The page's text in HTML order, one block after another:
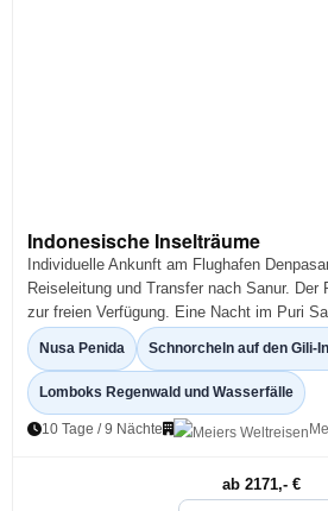
Indonesische Inselträume
Individuelle Ankunft am Flughafen
Reiseleitung und Transfer nach Sanur. Der
zur freien Verfügung. Eine Nacht im Puri
Nusa Penida Schnorcheln auf den Gili-
Lomboks Regenwald und Wasserfälle
10 Tage / 9 Nächte
ab 2171,- €